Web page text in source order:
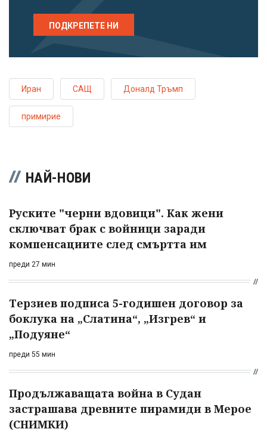
ПОДКРЕПЕТЕ НИ
Иран САЩ Доналд Тръмп
примирие
НАЙ-НОВИ
Руските "черни вдовици". Как жени
сключват брак с войници заради
компенсациите след смъртта им
преди 27 мин
Терзиев подписа 5-годишен договор за
боклука на „Слатина“, „Изгрев“ и
„Подуяне“
преди 55 мин
Продължаващата война в Судан
застрашава древните пирамиди в Мерое
(СНИМКИ)